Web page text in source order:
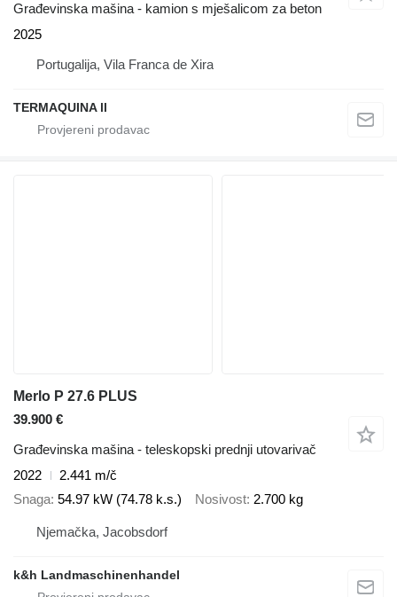
Građevinska mašina - kamion s mješalicom za beton
2025
Portugalija, Vila Franca de Xira
TERMAQUINA ll
Merlo P 27.6 PLUS
39.900 €
Građevinska mašina - teleskopski prednji utovarivač
2022
2.441 m/č
Snaga 54.97 kW (74.78 k.s.) Nosivost 2.700 kg
Njemačka, Jacobsdorf
k&h Landmaschinenhandel